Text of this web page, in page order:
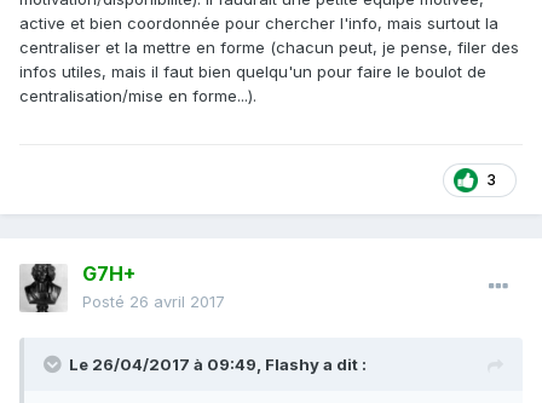
active et bien coordonnée pour chercher l'info, mais surtout la
centraliser et la mettre en forme (chacun peut, je pense, filer des
infos utiles, mais il faut bien quelqu'un pour faire le boulot de
centralisation/mise en forme...).
3
G7H+
Posté 26 avril 2017
Le 26/04/2017 à 09:49, Flashya dit :